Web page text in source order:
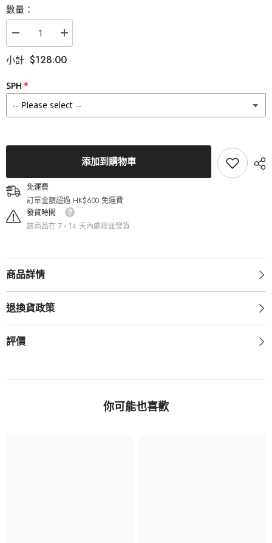
數量：
Lenstown
芝
瞳
Romantea
片）
的
數
量
增
Lenstown
瞳
Romantea
片）
數
量
小計: $128.00
SPH
添加到購物車
免運費
訂單金額超過 HK$600 免運費
發貨時間
該商品在 7 - 14 天內處理並發貨
商品詳情
退換貨政策
評價
你可能也喜歡